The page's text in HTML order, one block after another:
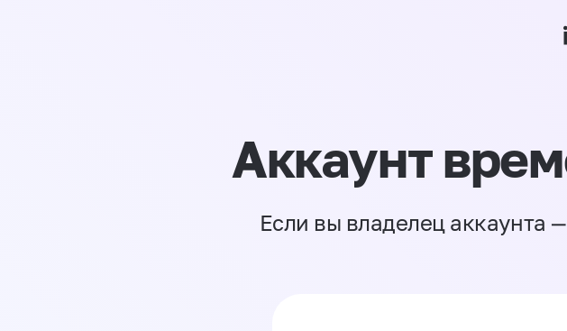
Аккаунт
Если вы владелец аккаунта —